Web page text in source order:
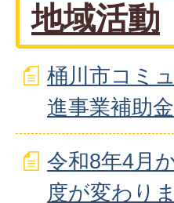
地域活動
桶川市コミ
進事業補助
令和8年4月
度が変わり